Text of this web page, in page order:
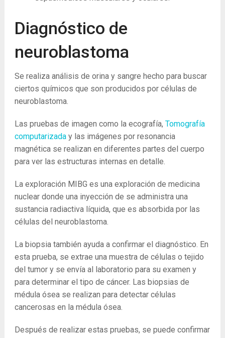
Diagnóstico de
neuroblastoma
Se realiza análisis de orina y sangre hecho para buscar
ciertos químicos que son producidos por células de
neuroblastoma.
Las pruebas de imagen como la ecografía, Tomografía
computarizada y las imágenes por resonancia
magnética se realizan en diferentes partes del cuerpo
para ver las estructuras internas en detalle.
La exploración MIBG es una exploración de medicina
nuclear donde una inyección de se administra una
sustancia radiactiva líquida, que es absorbida por las
células del neuroblastoma.
La biopsia también ayuda a confirmar el diagnóstico. En
esta prueba, se extrae una muestra de células o tejido
del tumor y se envía al laboratorio para su examen y
para determinar el tipo de cáncer. Las biopsias de
médula ósea se realizan para detectar células
cancerosas en la médula ósea.
Después de realizar estas pruebas, se puede confirmar